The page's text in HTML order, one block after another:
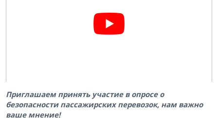
Приглашаем принять участие в опросе о
безопасности пассажирских перевозок, нам важно
ваше мнение!